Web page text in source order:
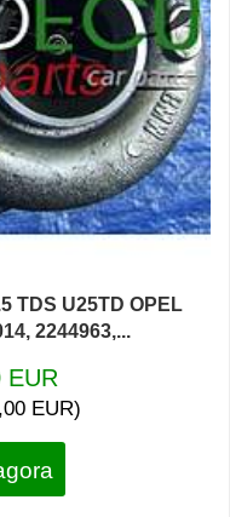
TDS U25TD OPEL
2244963,...
EUR
EUR)